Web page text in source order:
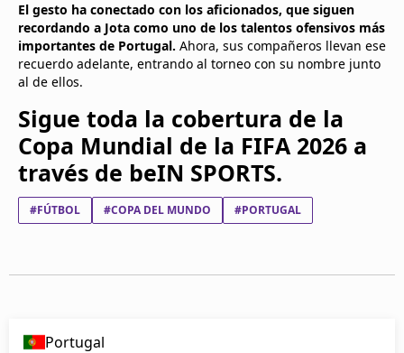
El gesto ha conectado con los aficionados, que siguen
recordando a Jota como uno de los talentos ofensivos más
importantes de Portugal. Ahora, sus compañeros llevan ese
recuerdo adelante, entrando al torneo con su nombre junto
al de ellos.
Sigue toda la cobertura de la
Copa Mundial de la FIFA 2026 a
través de beIN SPORTS.
#FÚTBOL #COPA DEL MUNDO #PORTUGAL
Portugal